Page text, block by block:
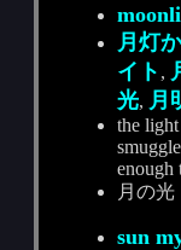
月灯
イト ,
光, 月
the
enough
月の光
sun